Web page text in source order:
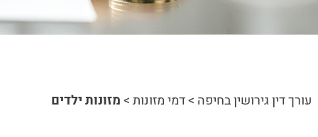
עורך דין גירושין בחיפה >דמי מזונות>מזונות ילדים